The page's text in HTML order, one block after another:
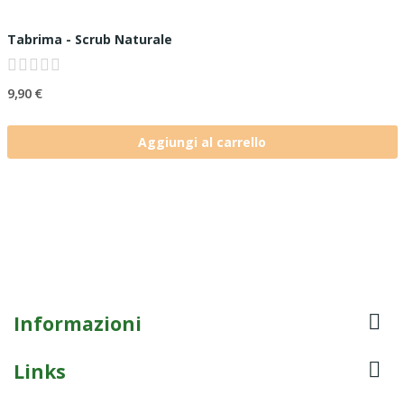
Tabrima - Scrub Naturale
9,90 €
Aggiungi al carrello
Informazioni 
Links 